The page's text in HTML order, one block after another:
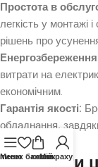
Простота в
легкість у монтажі
рішень про
витрати на
економічним.
Гарантія якості:
обладнання,
якості.
Як обрати
Меню бажань
кошик
Мій рахунок